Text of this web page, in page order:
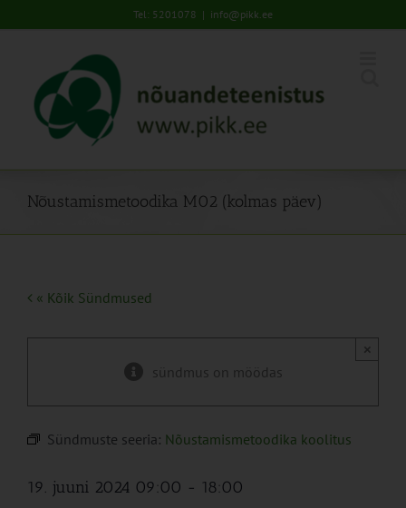
to
Tel: 5201078 | info@pikk.ee
Nõustamismetoodika M02 (kolmas päev)
« Kõik Sündmused
sündmus on möödas
×
Sündmuste seeria: Nõustamismetoodika koolitus
19. juuni 2024 09:00 - 18:00